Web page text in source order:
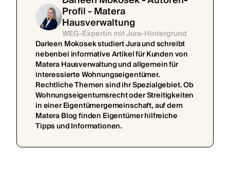
Profil - Matera
Hausverwaltung
WEG-Expertin mit Jura-Hintergrund
Darleen Mokosek studiert Jura und schreibt
nebenbei informative Artikel für Kunden von
Matera Hausverwaltung und allgemein für
interessierte Wohnungseigentümer.
Rechtliche Themen sind ihr Spezialgebiet. Ob
Wohnungseigentumsrecht oder Streitigkeiten
in einer Eigentümergemeinschaft, auf dem
Matera Blog finden Eigentümer hilfreiche
Tipps und Informationen.